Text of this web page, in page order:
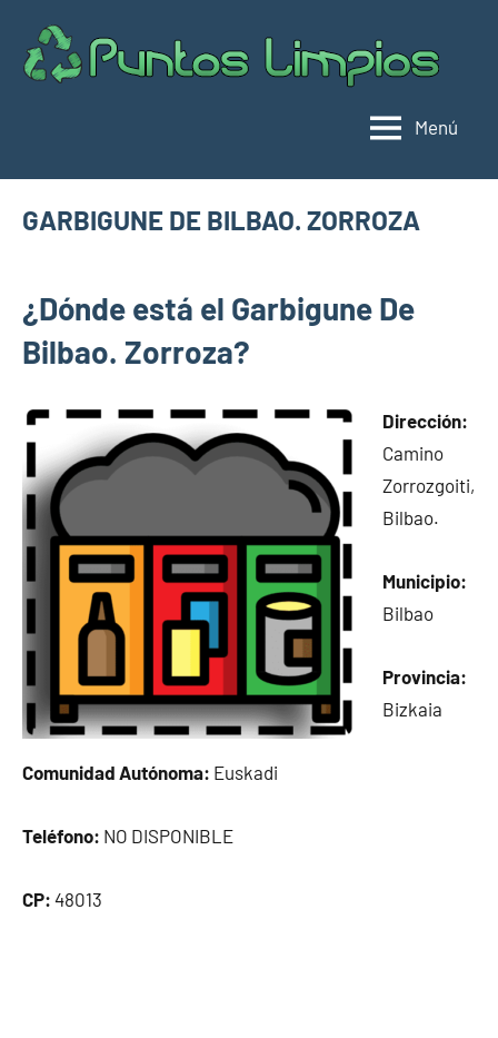
contenido
Menú
GARBIGUNE DE BILBAO. ZORROZA
limpios en
municipios
de Bizkaia
16,
2025
¿Dónde está el Garbigune De
Bilbao. Zorroza?
Dirección:
Camino
Zorrozgoiti,
Bilbao.
Municipio:
Bilbao
Provincia:
Bizkaia
Comunidad Autónoma: Euskadi
Teléfono: NO DISPONIBLE
CP: 48013